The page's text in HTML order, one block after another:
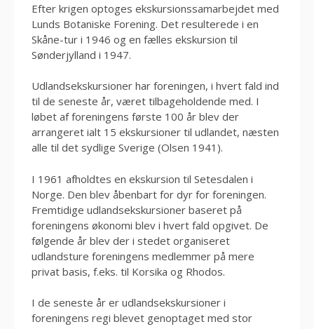
Efter krigen optoges ekskursionssamarbejdet med
Lunds Botaniske Forening. Det resulterede i en
Skåne-tur i 1946 og en fælles ekskursion til
Sønderjylland i 1947.
Udlandsekskursioner har foreningen, i hvert fald ind
til de seneste år, været tilbageholdende med. I
løbet af foreningens første 100 år blev der
arrangeret ialt 15 ekskursioner til udlandet, næsten
alle til det sydlige Sverige (Olsen 1941).
I 1961 afholdtes en ekskursion til Setesdalen i
Norge. Den blev åbenbart for dyr for foreningen.
Fremtidige udlandsekskursioner baseret på
foreningens økonomi blev i hvert fald opgivet. De
følgende år blev der i stedet organiseret
udlandsture foreningens medlemmer på mere
privat basis, f.eks. til Korsika og Rhodos.
I de seneste år er udlandsekskursioner i
foreningens regi blevet genoptaget med stor